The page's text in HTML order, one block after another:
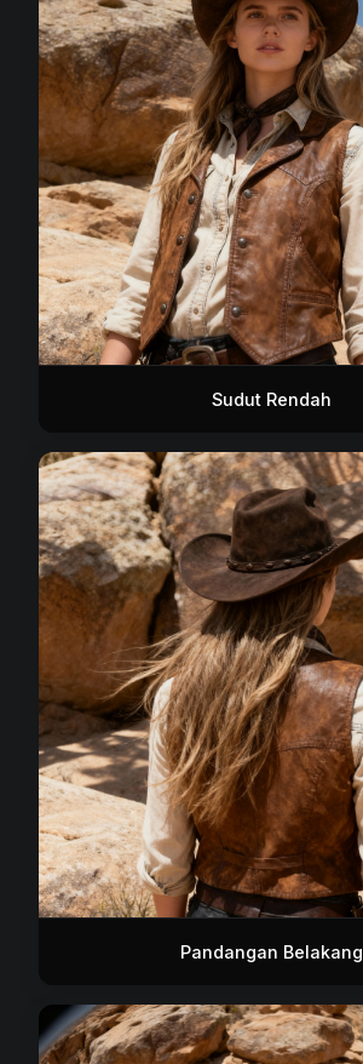
Sudut Rendah
Pandangan Belakang